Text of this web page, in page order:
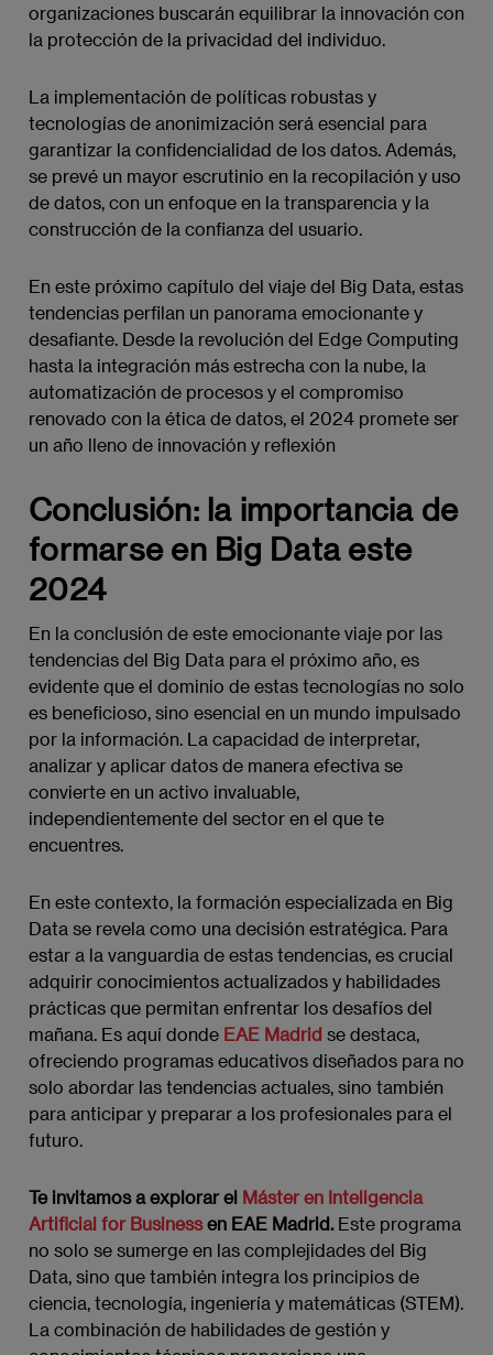
organizaciones buscarán equilibrar la innovación con
la protección de la privacidad del individuo.
La implementación de políticas robustas y
tecnologías de anonimización será esencial para
garantizar la confidencialidad de los datos. Además,
se prevé un mayor escrutinio en la recopilación y uso
de datos, con un enfoque en la transparencia y la
construcción de la confianza del usuario.
En este próximo capítulo del viaje del Big Data, estas
tendencias perfilan un panorama emocionante y
desafiante. Desde la revolución del Edge Computing
hasta la integración más estrecha con la nube, la
automatización de procesos y el compromiso
renovado con la ética de datos, el 2024 promete ser
un año lleno de innovación y reflexión
Conclusión: la importancia de
formarse en Big Data este
2024
En la conclusión de este emocionante viaje por las
tendencias del Big Data para el próximo año, es
evidente que el dominio de estas tecnologías no solo
es beneficioso, sino esencial en un mundo impulsado
por la información. La capacidad de interpretar,
analizar y aplicar datos de manera efectiva se
convierte en un activo invaluable,
independientemente del sector en el que te
encuentres.
En este contexto, la formación especializada en Big
Data se revela como una decisión estratégica. Para
estar a la vanguardia de estas tendencias, es crucial
adquirir conocimientos actualizados y habilidades
prácticas que permitan enfrentar los desafíos del
mañana. Es aquí donde EAE Madrid se destaca,
ofreciendo programas educativos diseñados para no
solo abordar las tendencias actuales, sino también
para anticipar y preparar a los profesionales para el
futuro.
Te invitamos a explorar el Máster en Inteligencia
Artificial for Businessen EAE Madrid.Este programa
no solo se sumerge en las complejidades del Big
Data, sino que también integra los principios de
ciencia, tecnología, ingeniería y matemáticas (STEM).
La combinación de habilidades de gestión y